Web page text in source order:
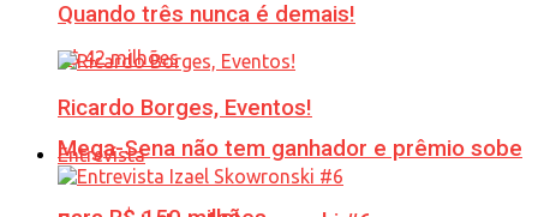
Mega-Sena não tem ganhador e prêmio sobe
Quando três nunca é demais!
Ricardo Borges, Eventos!
Entrevista